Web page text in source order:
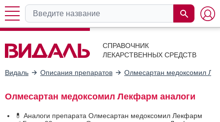
СПРАВОЧНИК
ЛЕКАРСТВЕННЫХ СРЕДСТВ
Видаль Описания препаратов Олмесартан медоксомил
Олмесартан медоксомил Лекфарм аналоги
💊 Аналоги препарата Олмесартан медоксомил Лекфарм